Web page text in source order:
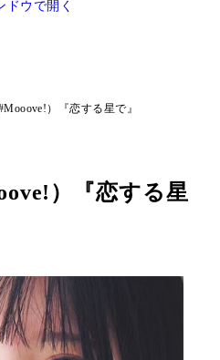
ドウで開く
）『恋する星で』
）『恋する星